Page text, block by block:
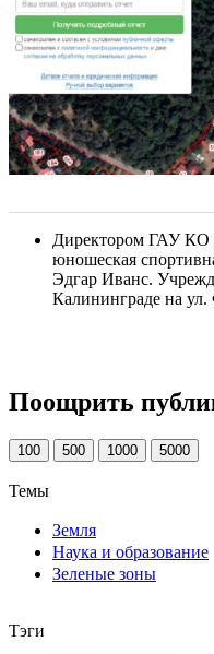
Директором ГАУ КО
юношеская
Эдгар Иванс.
Калининграде на
Поощрить
100 500 1000 5000
Темы
Земля
Наука и образование
Зеленые зоны
Тэги